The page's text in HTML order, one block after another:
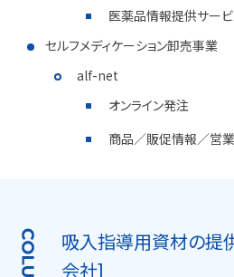
医薬品情報提供サービ
セルフメディケーション卸売事業
alf-net
オンライン発注
商品／販促情報／営
吸入指導用資材の提
会社]